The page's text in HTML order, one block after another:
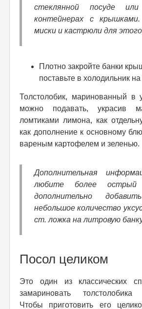
стеклянной посуде или
контейнерах с
миски и кастрюли для
Плотно закройте банки
поставьте в холодильник
Толстолобик, маринованный в
можно подавать, украсив
ломтиками лимона, как
как дополнение к основному
вареным картофелем и зеленью.
Дополнительная
любите более острый
дополнительно
небольшое количество
ст. ложка на литровую
Посол целиком
Это один из классических
замариновать толстолобика
Чтобы приготовить его